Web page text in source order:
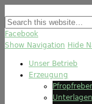
Facebook
Show Navigation Hide
Unser Betrieb
Erzeugung